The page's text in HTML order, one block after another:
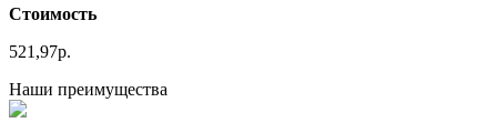
Стоимость
521,97р.
Наши преимущества